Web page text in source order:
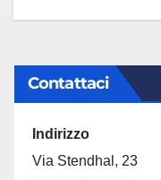
Contattaci
Indirizzo
Via Stendhal, 23